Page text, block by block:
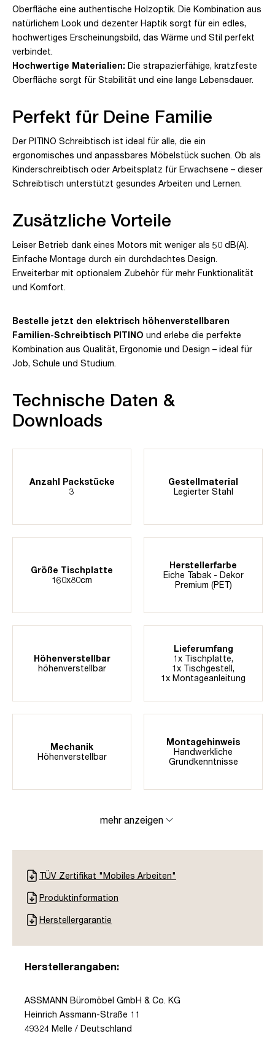
Oberfläche eine authentische Holzoptik. Die Kombination aus
natürlichem Look und dezenter Haptik sorgt für ein edles,
hochwertiges Erscheinungsbild, das Wärme und Stil perfekt
verbindet.
Hochwertige Materialien: Die strapazierfähige, kratzfeste
Oberfläche sorgt für Stabilität und eine lange Lebensdauer.
Perfekt für Deine Familie
Der PITINO Schreibtisch ist ideal für alle, die ein
ergonomisches und anpassbares Möbelstück suchen. Ob als
Kinderschreibtisch oder Arbeitsplatz für Erwachsene – dieser
Schreibtisch unterstützt gesundes Arbeiten und Lernen.
Zusätzliche Vorteile
Leiser Betrieb dank eines Motors mit weniger als 50 dB(A).
Einfache Montage durch ein durchdachtes Design.
Erweiterbar mit optionalem Zubehör für mehr Funktionalität
und Komfort.
Bestelle jetzt den elektrisch höhenverstellbaren
Familien-Schreibtisch PITINO und erlebe die perfekte
Kombination aus Qualität, Ergonomie und Design – ideal für
Job, Schule und Studium.
Technische Daten &
Downloads
Anzahl Packstücke
3
Gestellmaterial
Legierter Stahl
Größe Tischplatte
160x80cm
Herstellerfarbe
Eiche Tabak - Dekor
Premium (PET)
Höhenverstellbar
höhenverstellbar
Lieferumfang
1x Tischplatte,
1x Tischgestell,
1x Montageanleitung
Mechanik
Höhenverstellbar
Montagehinweis
Handwerkliche
Grundkenntnisse
mehr anzeigen
TÜV Zertifikat "Mobiles Arbeiten"
Produktinformation
Herstellergarantie
Herstellerangaben:
ASSMANN Büromöbel GmbH & Co. KG
Heinrich Assmann-Straße 11
49324 Melle / Deutschland